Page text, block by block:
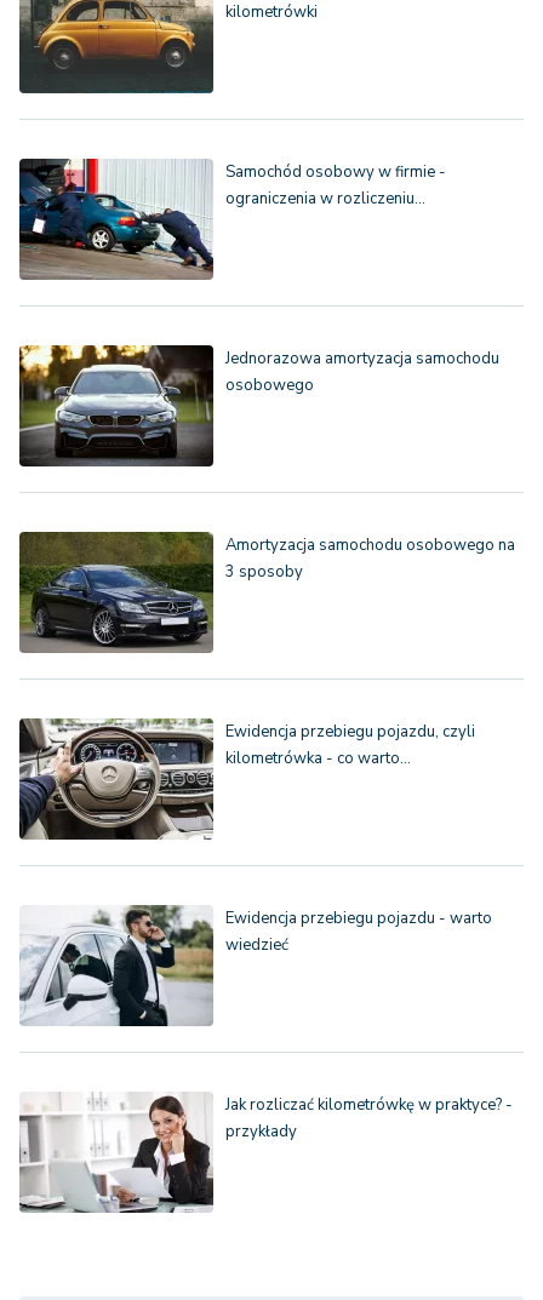
kilometrówki
Samochód osobowy w firmie -
ograniczenia w rozliczeniu…
Jednorazowa amortyzacja samochodu
osobowego
Amortyzacja samochodu osobowego na
3 sposoby
Ewidencja przebiegu pojazdu, czyli
kilometrówka - co warto…
Ewidencja przebiegu pojazdu - warto
wiedzieć
Jak rozliczać kilometrówkę w praktyce? -
przykłady